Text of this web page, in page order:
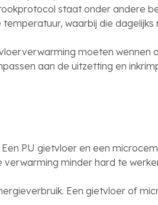
staat onder andere
waarbij die
moeten
aan de uitzetting en
PU gietvloer en een
minder hard te
Een gietvloer of